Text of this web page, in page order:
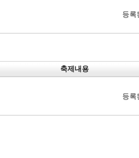
등록
축제내용
등록